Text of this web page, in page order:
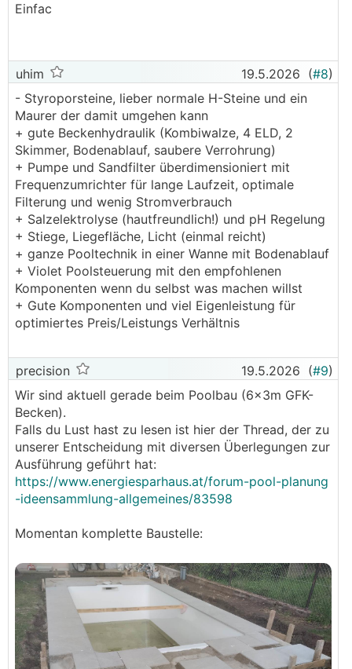
Einfac
uhim 19.5.2026 (#8)
- Styroporsteine, lieber normale H-Steine und ein
Maurer der damit umgehen kann
+ gute Beckenhydraulik (Kombiwalze, 4 ELD, 2
Skimmer, Bodenablauf, saubere Verrohrung)
+ Pumpe und Sandfilter überdimensioniert mit
Frequenzumrichter für lange Laufzeit, optimale
Filterung und wenig Stromverbrauch
+ Salzelektrolyse (hautfreundlich!) und pH Regelung
+ Stiege, Liegefläche, Licht (einmal reicht)
+ ganze Pooltechnik in einer Wanne mit Bodenablauf
+ Violet Poolsteuerung mit den empfohlenen
Komponenten wenn du selbst was machen willst
+ Gute Komponenten und viel Eigenleistung für
optimiertes Preis/Leistungs Verhältnis
precision 19.5.2026 (#9)
Wir sind aktuell gerade beim Poolbau (6x3m GFK-
Becken).
Falls du Lust hast zu lesen ist hier der Thread, der zu
unserer Entscheidung mit diversen Überlegungen zur
Ausführung geführt hat:
https://www.energiesparhaus.at/forum-pool-planung
-ideensammlung-allgemeines/83598
Momentan komplette Baustelle: